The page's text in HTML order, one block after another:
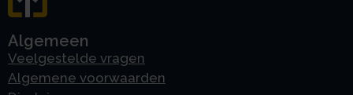
Algemeen
Veelgestelde vragen
Algemene voorwaarden